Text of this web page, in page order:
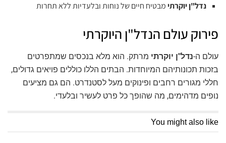
נדל"ן יוקרתימבטיח חיים של נוחות ובלעדיות ללא תחרות
פירוק עולם הנדל"ן היוקרתי
עולם ה-נדל"ן יוקרתי מרתק. הוא מלא בנכסים שמתפרטים
בזכות תכונותיהם המיוחדות. הבתים הללו כוללים פויאים גדולים,
חללי מגורים רחבים ופינוקים מעל לסטנדרט. הם גם מציעים
נופים מדהימים, מה שהופך כל פרט לעשיר ובלעדי.
You might also like